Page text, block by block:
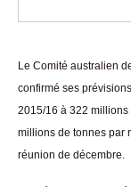
Le Comité australien
confirmé ses
2015/16 à 322
millions de tonnes par
réunion de décembre.